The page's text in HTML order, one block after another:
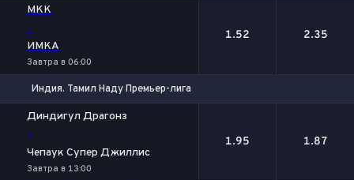
МКК
-
ИМКА
Завтра в 06:00
1.52 2.35
Индия. Тамил Наду Премьер-лига
Диндигул Драгонз
-
Чепаук Супер Джиллис
Завтра в 13:00
1.95 1.87